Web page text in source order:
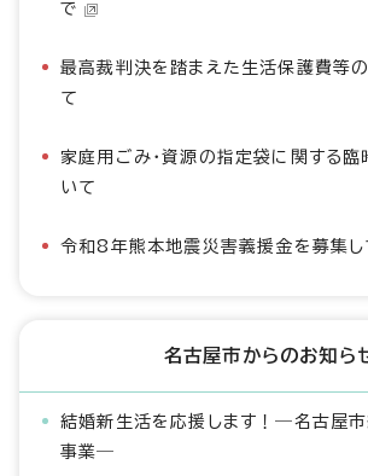
で
最高裁判決を踏まえた生活保護費等
て
家庭用ごみ・資源の指定袋に関する
いて
令和8年熊本地震災害義援金を募集し
名古屋市からのお知ら
結婚新生活を応援します！―名古屋
事業―